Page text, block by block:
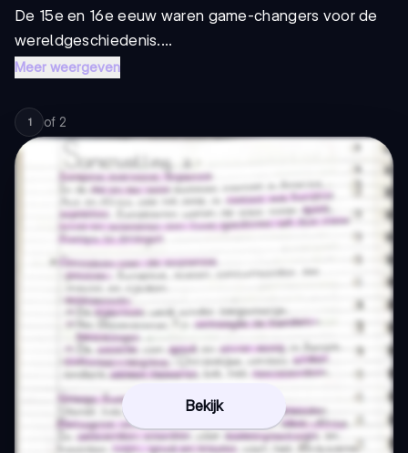
De 15e en 16e eeuw waren game-changers voor de
wereldgeschiedenis....
Meer weergeven
1 of 2
Bekijk